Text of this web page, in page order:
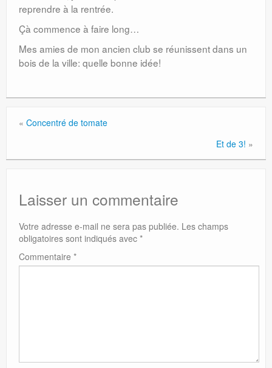
reprendre à la rentrée.
Çà commence à faire long…
Mes amies de mon ancien club se réunissent dans un
bois de la ville: quelle bonne idée!
« Concentré de tomate
Et de 3! »
Laisser un commentaire
Votre adresse e-mail ne sera pas publiée. Les champs
obligatoires sont indiqués avec *
Commentaire *